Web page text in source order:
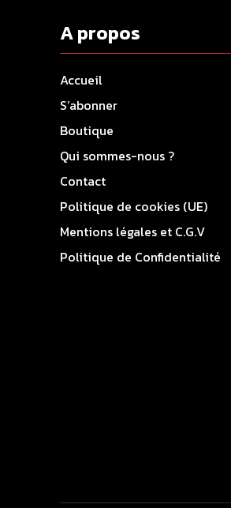
A propos
Accueil
S’abonner
Boutique
Qui sommes-nous ?
Contact
Politique de cookies (UE)
Mentions légales et C.G.V
Politique de Confidentialité